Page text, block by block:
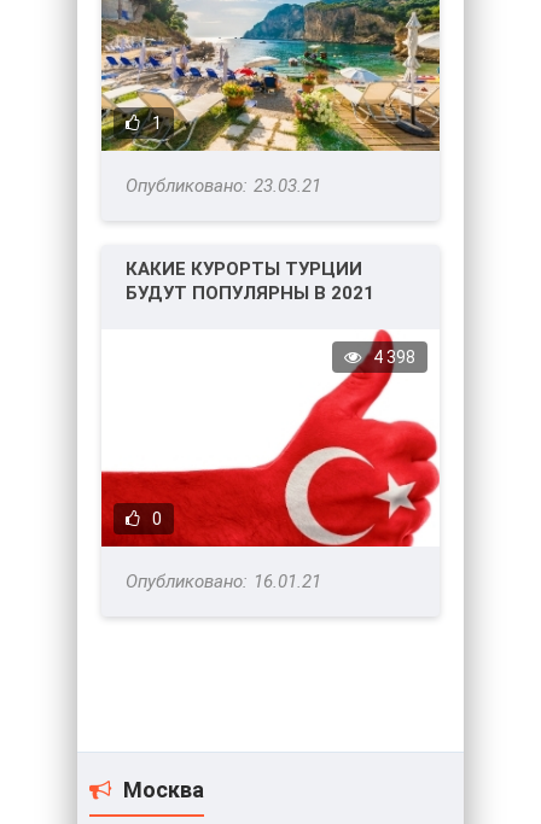
1
23.03.21
КАКИЕ КУРОРТЫ ТУРЦИИ
БУДУТ ПОПУЛЯРНЫ В 2021
0
4 398
16.01.21
Москва